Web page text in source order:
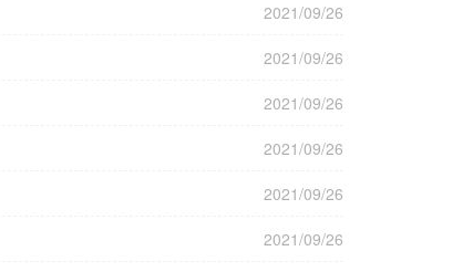
2021/09/26
2021/09/26
2021/09/26
2021/09/26
2021/09/26
2021/09/26